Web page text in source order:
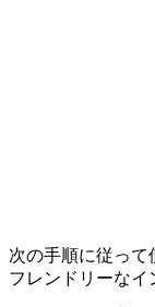
次の手順に従って
フレンドリーなイ